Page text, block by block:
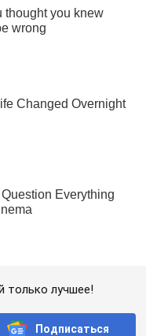
только лучшее!
Подписаться